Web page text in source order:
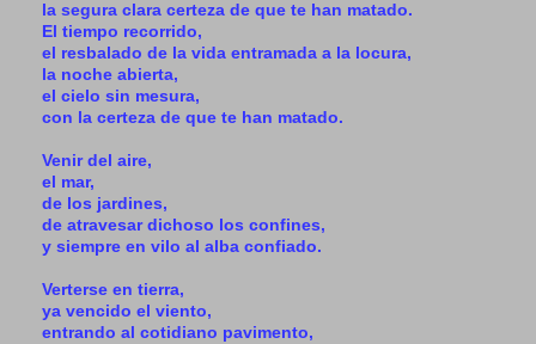
la segura clara certeza de que te han matado.
El tiempo recorrido,
el resbalado de la vida entramada a la locura,
la noche abierta,
el cielo sin mesura,
con la certeza de que te han matado.
Venir del aire,
el mar,
de los jardines,
de atravesar dichoso los confines,
y siempre en vilo al alba confiado.
Verterse en tierra,
ya vencido el viento,
entrando al cotidiano pavimento,